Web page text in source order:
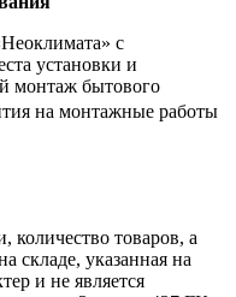
с
установки и
монтаж бытового
на монтажные работы
товаров, а
складе, указанная на
и не является